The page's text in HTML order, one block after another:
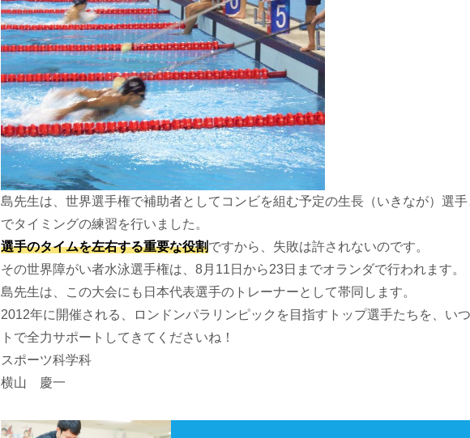
島先生は、世界選手権で補助者としてコンビを組む予定の生長（いきなが）選
でタイミングの練習を行いました。
選手のタイムを左右する重要な役割ですから、失敗は許されないのです。
その世界障がい者水泳選手権は、8月11日から23日までオランダで行われます。
島先生は、この大会にも日本代表選手のトレーナーとして帯同します。
2012年に開催される、ロンドンパラリンピックを目指すトップ選手たちを、い
トで全力サポートしてきてくださいね！
スポーツ科学科
横山 慶一